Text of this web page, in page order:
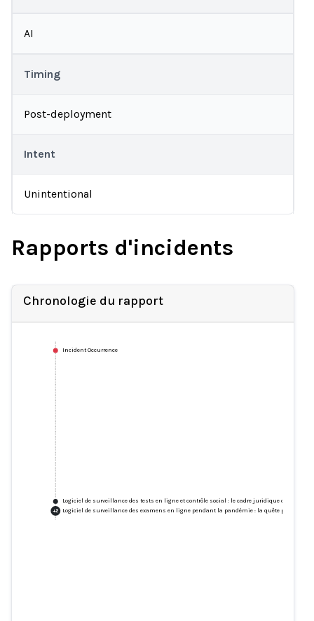
AI
Timing
Post-deployment
Intent
Unintentional
Rapports d'incidents
Chronologie du rapport
Incident Occurrence
Logiciel de surveillance des tests en ligne et contrôle social : le cadre juridique des
+2 Logiciel de surveillance des examens en ligne pendant la pandémie : la quête pour